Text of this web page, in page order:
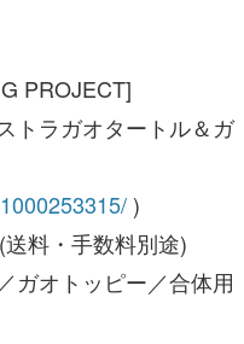
トラガオタートル＆ガ
・手数料別途)
オトッピー／合体用
約24mm×W約